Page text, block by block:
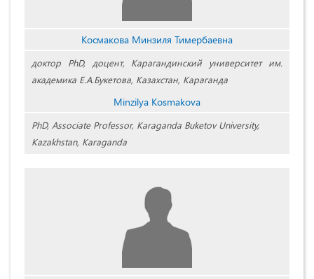
Космакова Минзиля Тимербаевна
доктор PhD, доцент, Карагандинский университет им.
академика Е.А.Букетова, Казахстан, Караганда
Minzilya Kosmakova
PhD, Associate Professor, Karaganda Buketov University,
Kazakhstan, Karaganda